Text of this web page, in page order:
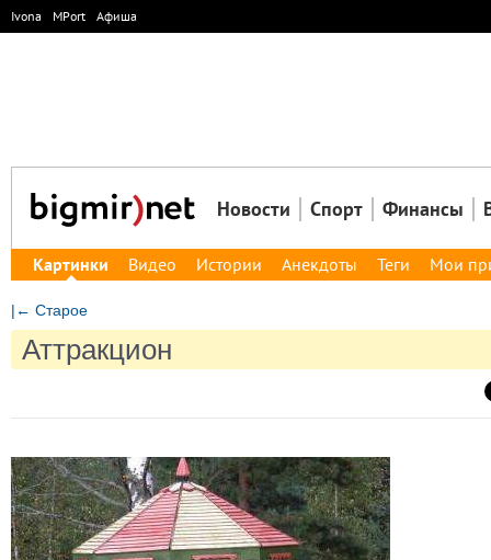
Ivona MPort Афиша
Новости Спорт Финансы
Картинки Видео Истории Анекдоты Теги Мои
|← Старое
Аттракцион